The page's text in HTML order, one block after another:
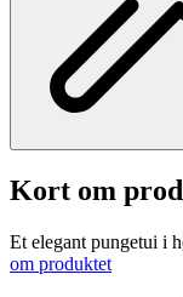
Kort om
Et elegant pungetui i
om produktet